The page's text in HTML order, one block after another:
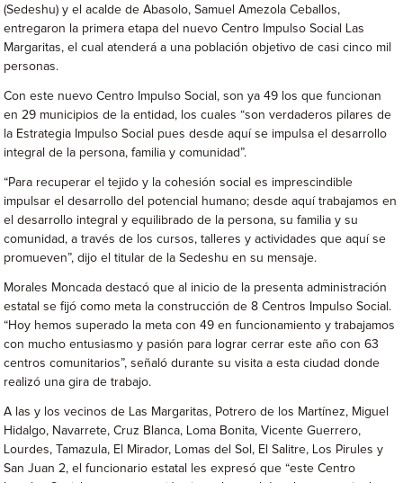
(Sedeshu) y el acalde de Abasolo, Samuel Amezola Ceballos,
entregaron la primera etapa del nuevo Centro Impulso Social Las
Margaritas, el cual atenderá a una población objetivo de casi cinco mil
personas.
Con este nuevo Centro Impulso Social, son ya 49 los que funcionan
en 29 municipios de la entidad, los cuales “son verdaderos pilares de
la Estrategia Impulso Social pues desde aquí se impulsa el desarrollo
integral de la persona, familia y comunidad”.
“Para recuperar el tejido y la cohesión social es imprescindible
impulsar el desarrollo del potencial humano; desde aquí trabajamos en
el desarrollo integral y equilibrado de la persona, su familia y su
comunidad, a través de los cursos, talleres y actividades que aquí se
promueven”, dijo el titular de la Sedeshu en su mensaje.
Morales Moncada destacó que al inicio de la presenta administración
estatal se fijó como meta la construcción de 8 Centros Impulso Social.
“Hoy hemos superado la meta con 49 en funcionamiento y trabajamos
con mucho entusiasmo y pasión para lograr cerrar este año con 63
centros comunitarios”, señaló durante su visita a esta ciudad donde
realizó una gira de trabajo.
A las y los vecinos de Las Margaritas, Potrero de los Martínez, Miguel
Hidalgo, Navarrete, Cruz Blanca, Loma Bonita, Vicente Guerrero,
Lourdes, Tamazula, El Mirador, Lomas del Sol, El Salitre, Los Pirules y
San Juan 2, el funcionario estatal les expresó que “este Centro